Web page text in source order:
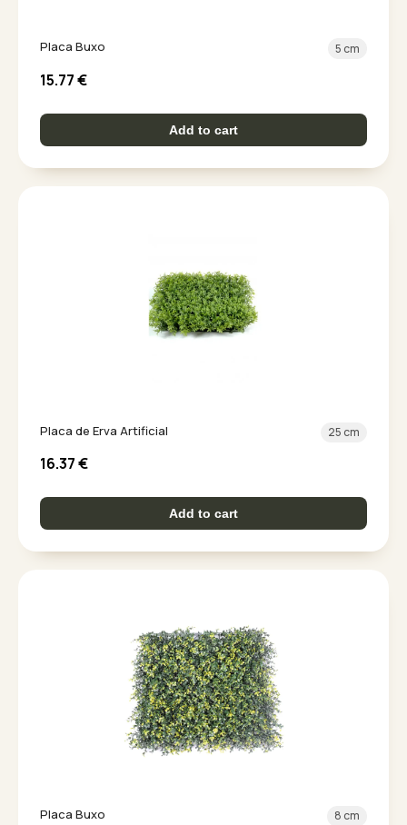
Placa Buxo 5 cm
15.77€
Add to cart
Placa de Erva Artificial 25 cm
16.37€
Add to cart
Placa Buxo 8 cm